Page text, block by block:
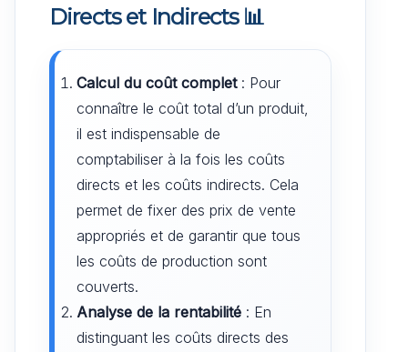
Directs et Indirects📊
Calcul du coût complet: Pour
connaître le coût total d’un produit,
il est indispensable de
comptabiliser à la fois les coûts
directs et les coûts indirects. Cela
permet de fixer des prix de vente
appropriés et de garantir que tous
les coûts de production sont
couverts.
Analyse de la rentabilité : En
distinguant les coûts directs des